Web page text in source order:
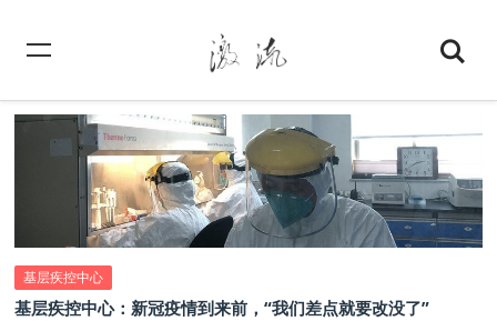
基层疾控中心
基层疾控中心：新冠疫情到来前，“我们差点就要改没了”